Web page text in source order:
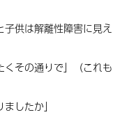
供は解離性障害に見え
その通りで」
（これも
したか」